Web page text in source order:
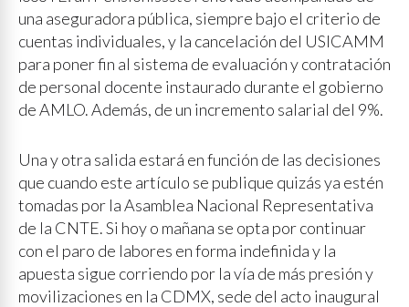
una aseguradora pública, siempre bajo el criterio de
cuentas individuales, y la cancelación del USICAMM
para poner fin al sistema de evaluación y contratación
de personal docente instaurado durante el gobierno
de AMLO. Además, de un incremento salarial del 9%.
Una y otra salida estará en función de las decisiones
que cuando este artículo se publique quizás ya estén
tomadas por la Asamblea Nacional Representativa
de la CNTE. Si hoy o mañana se opta por continuar
con el paro de labores en forma indefinida y la
apuesta sigue corriendo por la vía de más presión y
movilizaciones en la CDMX, sede del acto inaugural